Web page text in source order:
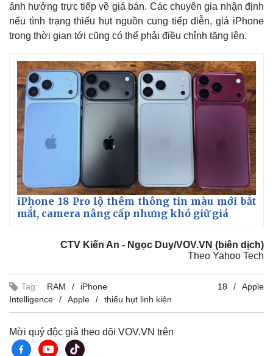
Quan sát
Cuộc sống đó đây
Multimedia
Video
Infographic
ảnh hưởng trực tiếp về giá bán. Các chuyên gia nhận định
nếu tình trạng thiếu hụt nguồn cung tiếp diễn, giá iPhone
trong thời gian tới cũng có thể phải điều chỉnh tăng lên.
iPhone 18 Pro lộ thêm thông tin màu mới bắt
mắt, camera nâng cấp nhưng khó giữ giá
CTV Kiến An - Ngọc Duy/VOV.VN (biên dịch)
Theo Yahoo Tech
Tag: RAM iPhone 18
Apple
Intelligence
Apple thiếu hụt linh kiện
Mời quý độc giả theo dõi VOV.VN trên